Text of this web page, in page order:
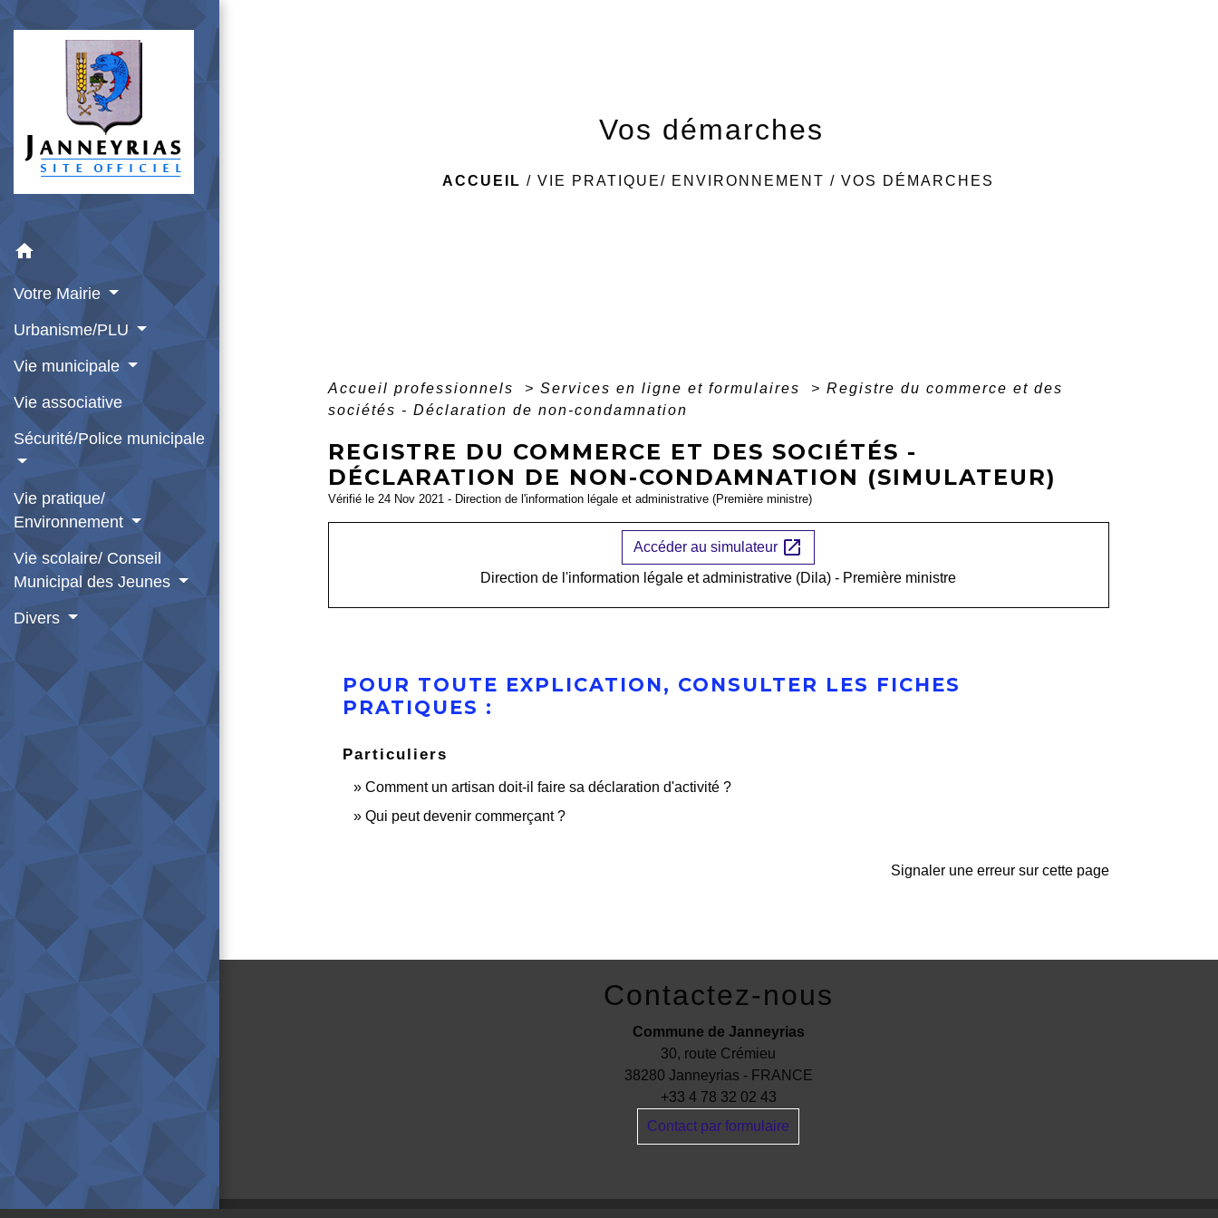
home
Votre Mairie
Urbanisme/PLU
Vie municipale
Vie associative
Sécurité/Police municipale
Vie pratique/
Environnement
Vie scolaire/ Conseil
Municipal des Jeunes
Divers
Vos démarches
ACCUEIL /VIE PRATIQUE/ ENVIRONNEMENT /VOS DÉMARCHES
Accueil professionnels > Services en ligne et formulaires > Registre du commerce et des
sociétés - Déclaration de non-condamnation
REGISTRE DU COMMERCE ET DES SOCIÉTÉS -
DÉCLARATION DE NON-CONDAMNATION (SIMULATEUR)
Vérifié le 24 Nov 2021 - Direction de l'information légale et administrative (Première ministre)
Accéder au simulateur open_in_new
Direction de l'information légale et administrative (Dila) - Première ministre
POUR TOUTE EXPLICATION, CONSULTER LES FICHES
PRATIQUES :
Particuliers
Comment un artisan doit-il faire sa déclaration d'activité ?
Qui peut devenir commerçant ?
Signaler une erreur sur cette page
Contactez-nous
Commune de Janneyrias
30, route Crémieu
38280 Janneyrias - FRANCE
+33 4 78 32 02 43
Contact par formulaire